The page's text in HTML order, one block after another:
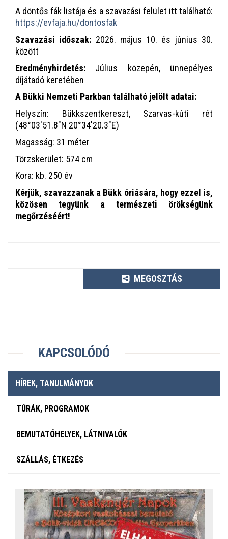
A döntős fák listája és a szavazási felület itt található:
https://evfaja.hu/dontosfak
Szavazási időszak: 2026. május 10. és június 30.
között
Eredményhirdetés: Július közepén, ünnepélyes
díjátadó keretében
A Bükki Nemzeti Parkban található jelölt adatai:
Helyszín: Bükkszentkereszt, Szarvas-kúti rét
(48°03'51.8"N 20°34'20.3"E)
Magasság: 31 méter
Törzskerület: 574 cm
Kora: kb. 250 év
Kérjük, szavazzanak a Bükk óriására, hogy ezzel is,
közösen tegyünk a természeti örökségünk
megőrzéséért!
MEGOSZTÁS
KAPCSOLÓDÓ
HÍREK, TANULMÁNYOK
TÚRÁK, PROGRAMOK
BEMUTATÓHELYEK, LÁTNIVALÓK
SZÁLLÁS, ÉTKEZÉS